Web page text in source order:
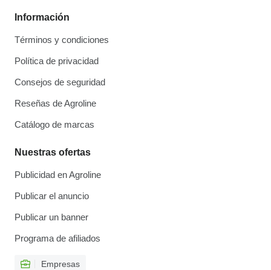
Información
Términos y condiciones
Política de privacidad
Consejos de seguridad
Reseñas de Agroline
Catálogo de marcas
Nuestras ofertas
Publicidad en Agroline
Publicar el anuncio
Publicar un banner
Programa de afiliados
Empresas